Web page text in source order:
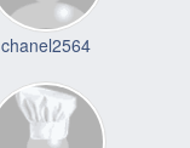
chanel2564